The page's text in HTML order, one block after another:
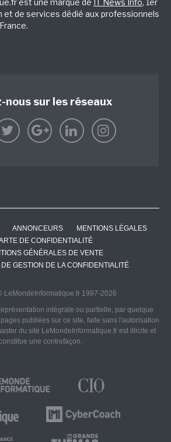
est une marque de IT News Info, 1er
et de services dédié aux professionnels
nous sur les réseaux
ANNONCEURS
MENTIONS LÉGALES
DE CONFIDENTIALITÉ
GÉNÉRALES DE VENTE
GESTION DE LA CONFIDENTIALITÉ
LeMondeInformatique.fr 1997-2026
intégrale ou partielle, par quelque
publiées sur ce site, faite sans l'autorisation
du site LeMondeInformatique.fr est illicite et
une contrefaçon.